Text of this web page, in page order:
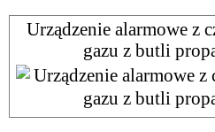
Urządzenie alarmowe z
gazu z butli